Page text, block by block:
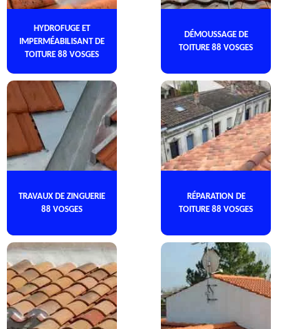
HYDROFUGE ET
IMPERMÉABILISANT DE
TOITURE 88 VOSGES
DÉMOUSSAGE DE
TOITURE 88 VOSGES
TRAVAUX DE ZINGUERIE
88 VOSGES
RÉPARATION DE
TOITURE 88 VOSGES